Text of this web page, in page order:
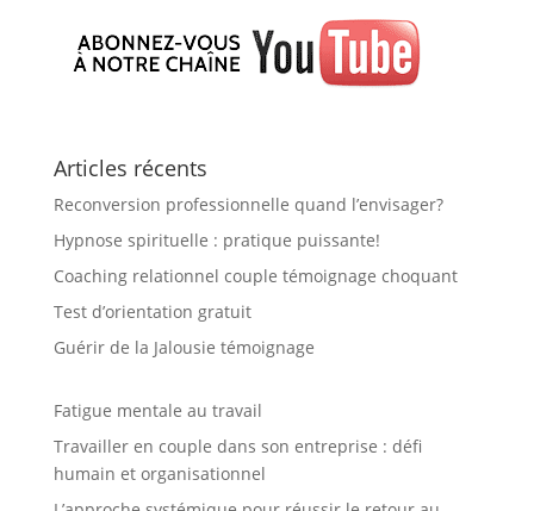
Articles récents
Reconversion professionnelle quand l’envisager?
Hypnose spirituelle : pratique puissante!
Coaching relationnel couple témoignage choquant
Test d’orientation gratuit
Guérir de la Jalousie témoignage
Fatigue mentale au travail
Travailler en couple dans son entreprise : défi
humain et organisationnel